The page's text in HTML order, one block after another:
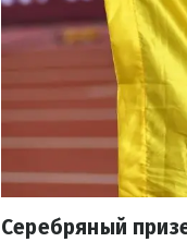
Серебряный